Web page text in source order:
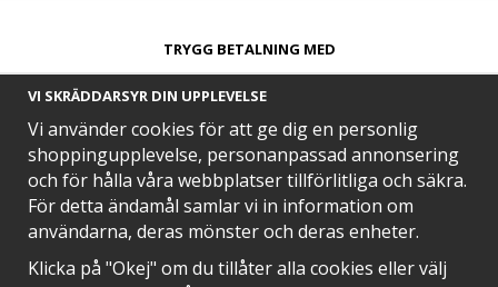
TRYGG BETALNING MED​
SNABB LEVERANS MED
VI SKRÄDDARSYR DIN UPPLEVELSE
Vi använder cookies för att ge dig en personlig
shoppingupplevelse, personanpassad annonsering
och för hålla våra webbplatser tillförlitliga och säkra.
För detta ändamål samlar vi in information om
användarna, deras mönster och deras enheter.
Klicka på "Okej" om du tillåter alla cookies eller välj